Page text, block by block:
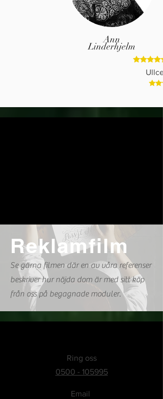
Ann
Linderhjelm
Reklamfilm
Se gärna filmen där en av våra referenser
beskriver hur nöjda dom är med sitt köp
från oss på begagnade moduler.
Ring oss
0500 - 105995
Email